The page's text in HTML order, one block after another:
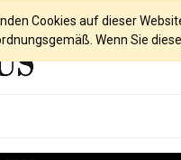
Cookies auf dieser
Wenn Sie